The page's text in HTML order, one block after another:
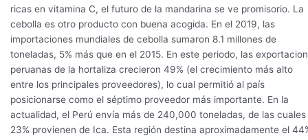
ricas en vitamina C, el futuro de la mandarina se ve promisorio. La
cebolla es otro producto con buena acogida. En el 2019, las
importaciones mundiales de cebolla sumaron 8.1 millones de
toneladas, 5% más que en el 2015. En este periodo, las
peruanas de la hortaliza crecieron 49% (el crecimiento más alto
entre los principales proveedores), lo cual permitió al país
posicionarse como el séptimo proveedor más importante. En la
actualidad, el Perú envía más de 240,000 toneladas, de las cuales
23% provienen de Ica. Esta región destina aproximadamente el